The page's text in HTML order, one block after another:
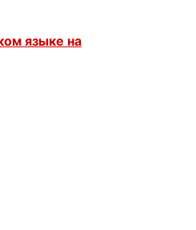
языке на